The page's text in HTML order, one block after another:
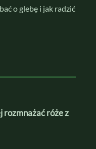
o glebę i jak radzić
rozmnażać róże z